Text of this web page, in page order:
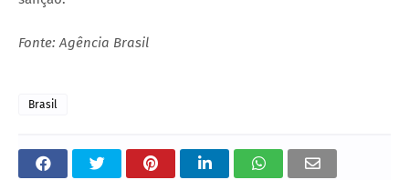
Fonte: Agência Brasil
Brasil